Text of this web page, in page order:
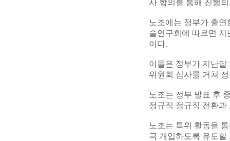
사 합의를 통해 진행
노조에는 정부가 출
술연구회에 따르면 지
이다.
이들은 정부가 지난달
위원회 심사를 거쳐
노조는 정부 발표 후
정규직 정규직 전환과
노조는 특위 활동을
극 개입하도록 유도